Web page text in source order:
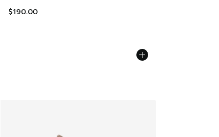
$190.00